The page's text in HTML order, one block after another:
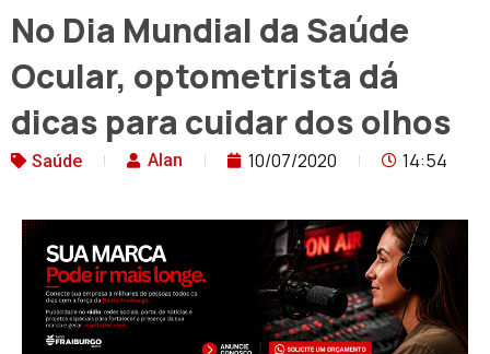
No Dia Mundial da Saúde
Ocular, optometrista dá
dicas para cuidar dos olhos
Saúde Alan 10/07/2020 14:54